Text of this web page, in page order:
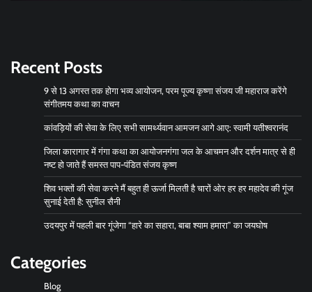
Recent Posts
9 से 13 अगस्त तक होगा भव्य आयोजन, परम पूज्य कृष्णा संजय जी महाराज करेंगे
संगीतमय कथा का वाचन
कांवड़ियों की सेवा के लिए सभी सामर्थ्यवान आमजन आगे आए: स्वामी यतीश्वरानंद
जिला कारागार में गंगा कथा का आयोजनगंगा जल के आचमन और दर्शन मात्र से ही
नष्ट हो जाते हैं समस्त पाप-पंडित संजय कृष्ण
शिव भक्तों की सेवा करने मैं बहुत ही ऊर्जा मिलती है चारों ओर हर हर महादेव की गूंज
सुनाई देती है: सुनील सैनी
उदयपुर में पहली बार गूंजेगा “हारे का सहारा, बाबा श्याम हमारा” का जयघोष
Categories
Blog